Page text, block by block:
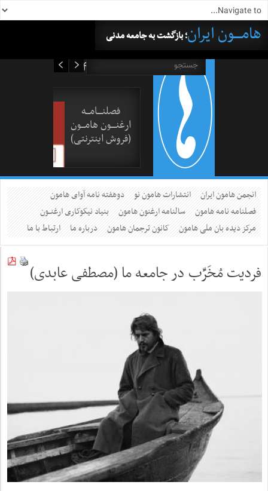
هامــــون ایران؛ بازگشت به جامعه مدنی
فصلنــــامـــه
ارغنــــون هامـــون
(فروش اینترنتی)
انجمن هامون ایران انتشارات هامون نو
دوهفته نامه آوای هامون
فصلنامه نامه هامون
سالنامه ارغنون هامون
بنیاد نیکوکاری ارغنــون
مرکز دیده بان ملی هامون
کانون ترجمان هامون درباره ما ارتباط با ما
فردیت مُخَرِّب در جامعه ما (مصطفی عابدی)